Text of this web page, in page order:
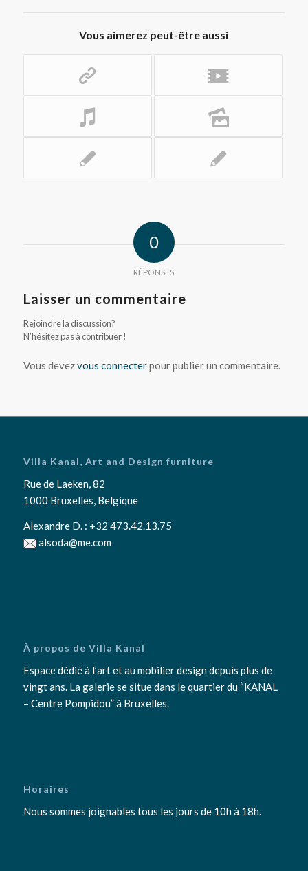
Vous aimerez peut-être aussi
0
RÉPONSES
Laisser un commentaire
Rejoindre la discussion?
N’hésitez pas à contribuer !
Vous devezvous connecterpour publier un commentaire.
Villa Kanal, Art and Design furniture
Rue de Laeken, 82
1000 Bruxelles, Belgique
Alexandre D. : +32 473.42.13.75
alsoda@me.com
À propos de Villa Kanal
Espace dédié à l’art et au mobilier design depuis plus de
vingt ans. La galerie se situe dans le quartier du “KANAL
– Centre Pompidou” à Bruxelles.
Horaires
Nous sommes joignables tous les jours de 10h à 18h.